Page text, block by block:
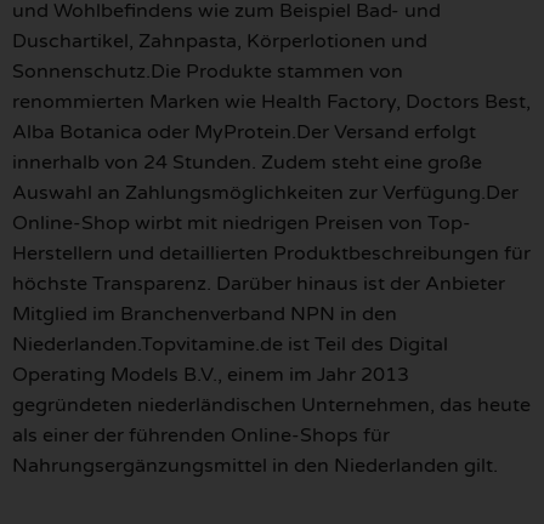
und Wohlbefindens wie zum Beispiel Bad- und
Duschartikel, Zahnpasta, Körperlotionen und
Sonnenschutz.Die Produkte stammen von
renommierten Marken wie Health Factory, Doctors Best,
Alba Botanica oder MyProtein.Der Versand erfolgt
innerhalb von 24 Stunden. Zudem steht eine große
Auswahl an Zahlungsmöglichkeiten zur Verfügung.Der
Online-Shop wirbt mit niedrigen Preisen von Top-
Herstellern und detaillierten Produktbeschreibungen für
höchste Transparenz. Darüber hinaus ist der Anbieter
Mitglied im Branchenverband NPN in den
Niederlanden.Topvitamine.de ist Teil des Digital
Operating Models B.V., einem im Jahr 2013
gegründeten niederländischen Unternehmen, das heute
als einer der führenden Online-Shops für
Nahrungsergänzungsmittel in den Niederlanden gilt.